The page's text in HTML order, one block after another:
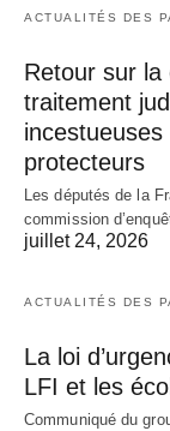
ACTUALITÉS DES
Retour sur la
traitement
protecteurs
Les députés de la
commission
juillet 24, 2026
ACTUALITÉS DES
La loi
LFI et les
Communiqué du